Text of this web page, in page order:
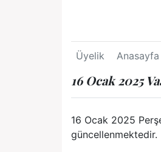
Üyelik Anasayfa
16 Ocak 2025
16 Ocak 2025
güncellenmektedir.